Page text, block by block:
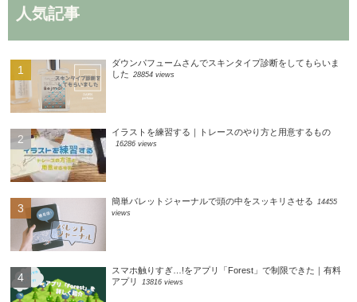
人気記事
ダウンパフュームさんでスキンタイプ診断をしてもらいま
した 28854 views
イラストを練習する｜トレースのやり方と用意するもの
16286 views
簡単バレットジャーナルで頭の中をスッキリさせる
14455
views
スマホ触りすぎ…!をアプリ「Forest」で制限できた｜有料
アプリ
13816 views